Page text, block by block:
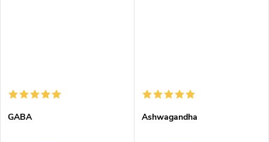
GABA Ashwagandha